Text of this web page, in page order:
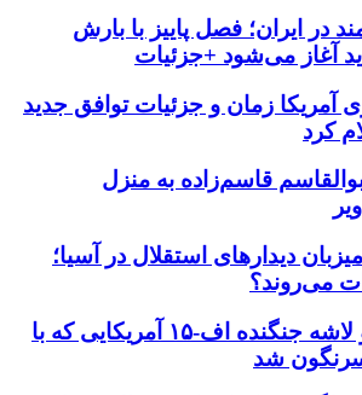
در ایران؛ فصل پاییز با بارش
آغاز می‌شود +جزئیات
آمریکا زمان و جزئیات توافق جدید
کرد
قاسم‌زاده به منزل
دیدارهای استقلال در آسیا؛
می‌روند؟
کابین خلبان و لاشه جنگنده اف-۱۵ آمریکایی که با
سرنگون شد